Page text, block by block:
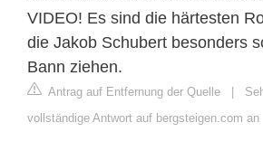
VIDEO! Es sind die härtesten
die Jakob Schubert besonders
Bann ziehen.
Antrag auf Entfernung der Quelle |
vollständige Antwort auf bergsteigen.com an